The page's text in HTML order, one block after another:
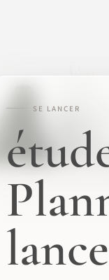
SE LANCER